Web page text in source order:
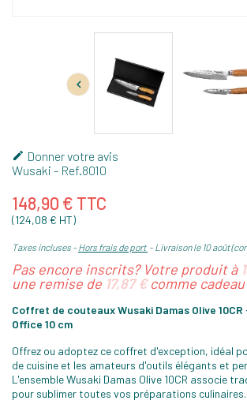

 Donner votre avis
Wusaki - Ref.8010
148,90 € TTC
(124,08 € HT)
Taxes incluses Hors frais de port Livraison le 10 août
Pas encore inscrits? Votre produit à
une remise de 17,87 €comme
Coffret de couteaux Wusaki Damas Olive 10CR
Office 10 cm
Offrez ou adoptez ce coffret d'exception, idéal
de cuisine et les amateurs d'outils élégants et
L'ensemble Wusaki Damas Olive 10CR associe
pour sublimer toutes vos préparations culinaires.